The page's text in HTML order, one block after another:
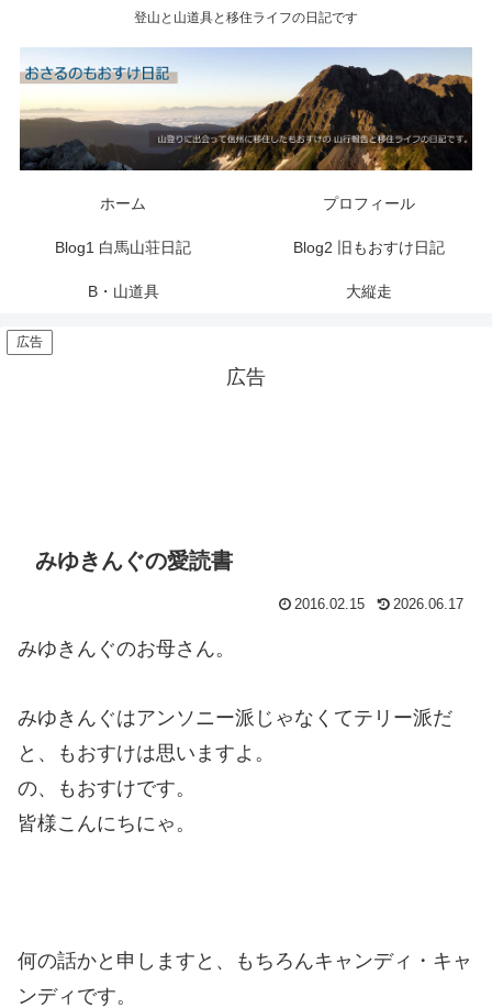
登山と山道具と移住ライフの日記です
ホーム プロフィール
Blog1 白馬山荘日記 Blog2 旧もおすけ日記
B・山道具 大縦走
広告
広告
みゆきんぐの愛読書
2016.02.15 2026.06.17
みゆきんぐのお母さん。
みゆきんぐはアンソニー派じゃなくてテリー派だ
と、もおすけは思いますよ。
の、もおすけです。
皆様こんにちにゃ。
何の話かと申しますと、もちろんキャンディ・キャ
ンディです。